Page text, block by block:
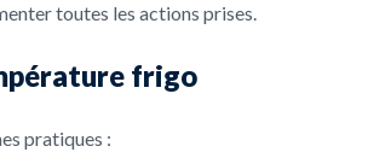
toutes les actions prises.
frigo
pratiques :